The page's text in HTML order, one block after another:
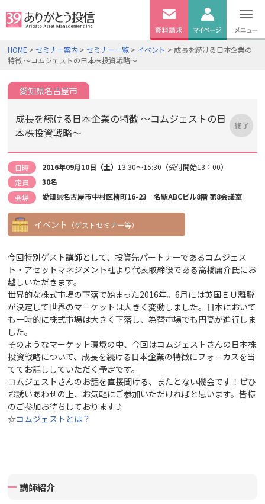
無料資料 ログイン
HOME > セミナー案内 > セミナー一覧 > イベント > 成長を続ける日本企業の
特徴 ～コムジェストの日本株投資戦略～
愛知県名古屋市
成長を続ける日本企業の特徴 ～コムジェストの日
本株投資戦略～
日時 2016年09月10日（土） 13:30～15:30（受付開始13：00）
定員
30名
会場
愛知県名古屋市中村区椿町16-23 名駅ABCビル8階 第8会議室
イベント （ゲストセミナー等）
今回特別ゲスト講師として、投資先パートナーであるコムジェス
ト・アセットマネジメント社より代表取締役である高橋庸介氏にお
越しいただきます。
世界的な株式市場の下落で始まった2016年。6月には英国ＥＵ離脱
が決定して世界のマーケットは大きく変動しました。日本において
も一時的に株式市場は大きく下落し、為替市場でも円高が進行しま
した。
そのようなマーケット環境の中、今回はコムジェストさんの日本株
投資戦略について、成長を続ける日本企業の特徴にフォーカスを当
ててお話ししていただく予定です。
コムジェストさんのお話を直接聞ける、またとない機会です！ぜひ
お誘いあわせの上、お気軽にご参加いただければと思います。皆様
のご参加お待ちしております♪
☆コムジェストとは？
講師紹介